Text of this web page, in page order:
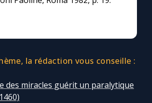
la rédaction vous conseille :
des miracles guérit un paralytique